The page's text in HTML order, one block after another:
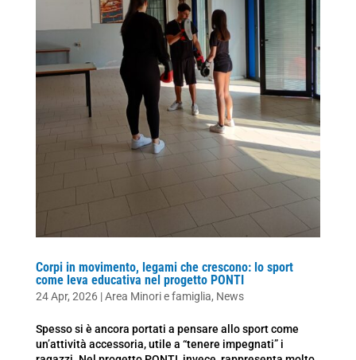
Corpi in movimento, legami che crescono: lo sport
come leva educativa nel progetto PONTI
24 Apr, 2026|Area Minori e famiglia, News
Spesso si è ancora portati a pensare allo sport come
un’attività accessoria, utile a “tenere impegnati” i